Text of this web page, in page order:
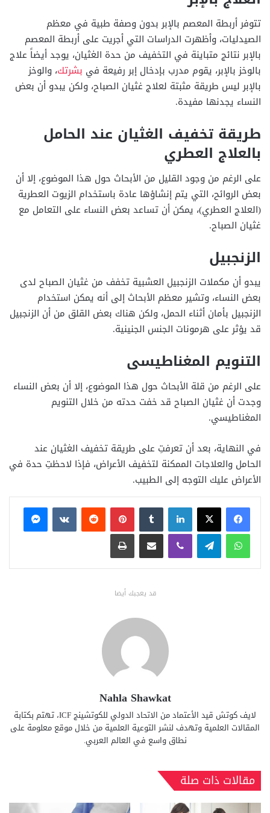
تتوفر أربطة المعصم بالإبر بدون وصفة طبية في معظم
الصيدليات، وأظهرت الدراسات التي أجريت على أربطة المعصم
بالإبر نتائج متباينة في التخفيف من حدة الغثيان، يوجد أيضاً علاج
بالوخز بالإبر، يقوم مدرب بإدخال إبر رفيعة في بشرتك، والوخز
بالإبر ليس طريقة مثبتة لعلاج غثيان الصباح، ولكن يبدو أن بعض
النساء يجدنها مفيدة.
طريقة تخفيف الغثيان عند الحامل
بالعلاج العطري
على الرغم من وجود القليل من الأبحاث حول هذا الموضوع، إلا أن
بعض الروائح، التي يتم إنشاؤها عادة باستخدام الزيوت العطرية
(العلاج العطري)، يمكن أن تساعد بعض النساء على التعامل مع
غثيان الصباح.
الزنجبيل
يبدو أن مكملات الزنجبيل العشبية تخفف من غثيان الصباح لدى
بعض النساء، وتشير معظم الأبحاث إلى أنه يمكن استخدام
الزنجبيل بأمان أثناء الحمل، ولكن هناك بعض القلق من أن الزنجبيل
قد يؤثر على هرمونات الجنس الجنينية.
التنويم المغناطيسى
على الرغم من قلة الأبحاث حول هذا الموضوع، إلا أن بعض النساء
وجدت أن غثيان الصباح قد خفت حدته من خلال التنويم
المغناطيسي.
في النهاية، بعد أن تعرفتِ على طريقة تخفيف الغثيان عند
الحامل والعلاجات الممكنة لتخفيف الأعراض، فإذا لاحظتِ حدة في
الأعراض عليك التوجه إلى الطبيب.
فيسبوكX لينكدإن بينتيريست
ماسنجر
واتساب تيلقرام ڤايبر مشاركة عبر البريد طباعة
قد يعجبك أيضا
Nahla Shawkat
لايف كوتش قيد الأعتماد من الاتحاد الدولي للكوتشينج ICF، تهتم بكتابة
المقالات العلمية وتهدف لنشر التوعية العلمية من خلال موقع معلومة على
نطاق واسع في العالم العربي.
مقالات ذات صلة